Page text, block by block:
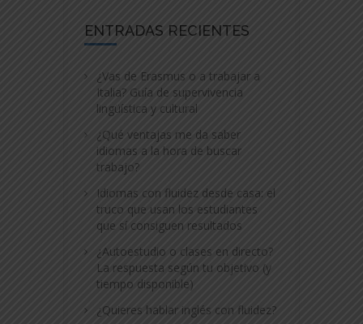
ENTRADAS RECIENTES
¿Vas de Erasmus o a trabajar a
Italia? Guía de supervivencia
lingüística y cultural
¿Qué ventajas me da saber
idiomas a la hora de buscar
trabajo?
Idiomas con fluidez desde casa: el
truco que usan los estudiantes
que sí consiguen resultados
¿Autoestudio o clases en directo?
La respuesta según tu objetivo (y
tiempo disponible)
¿Quieres hablar inglés con fluidez?